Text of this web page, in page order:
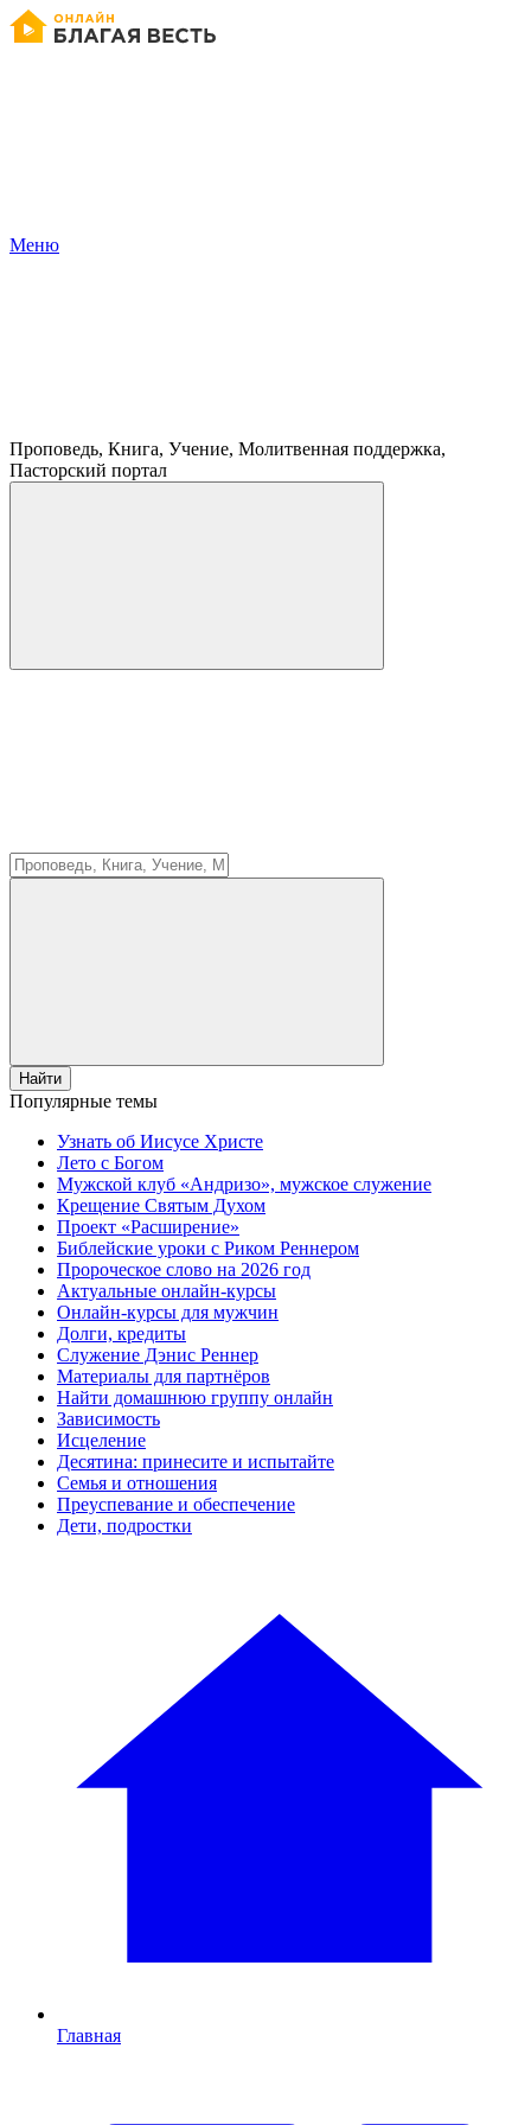
Меню
Проповедь, Книга, Учение, Молитвенная поддержка,
Пасторский портал
Найти
Популярные темы
Узнать об Иисусе Христе
Лето с Богом
Мужской клуб «Андризо», мужское служение
Крещение Святым Духом
Проект «Расширение»
Библейские уроки с Риком Реннером
Пророческое слово на 2026 год
Актуальные онлайн-курсы
Онлайн-курсы для мужчин
Долги, кредиты
Служение Дэнис Реннер
Материалы для партнёров
Найти домашнюю группу онлайн
Зависимость
Исцеление
Десятина: принесите и испытайте
Семья и отношения
Преуспевание и обеспечение
Дети, подростки
Главная